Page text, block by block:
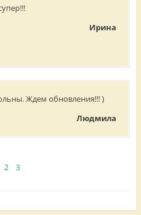
Ирина
Ждем обновления!!! )
Людмила
2 3